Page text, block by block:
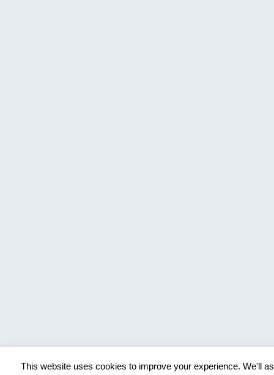
This website uses cookies to improve your experience. We'll